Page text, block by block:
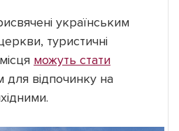
українським
туристичні
можуть стати
для відпочинку на